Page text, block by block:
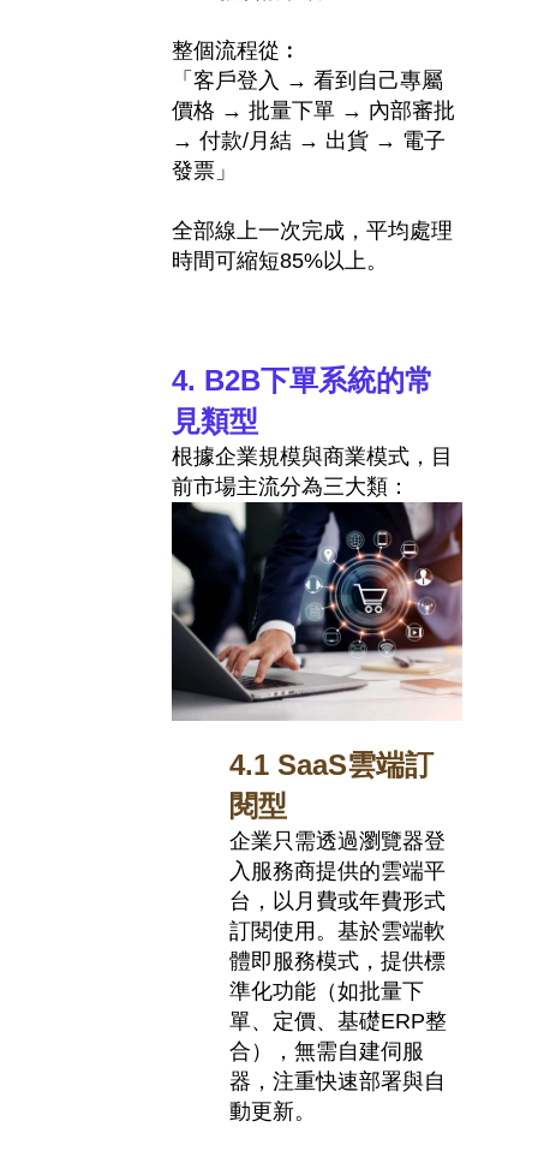
整個流程從︰
「客戶登入 →看到自己專屬
價格 →批量下單 → 內部審批
→付款/月結 → 出貨 → 電子
發票」
全部線上一次完成，平均處理
時間可縮短85%以上。
4. B2B下單系統的常
見類型
根據企業規模與商業模式，目
前市場主流分為三大類：
4.1 SaaS雲端訂
閱型
企業只需透過瀏覽器登
入服務商提供的雲端平
台，以月費或年費形式
訂閱使用。基於雲端軟
體即服務模式，提供標
準化功能（如批量下
單、定價、基礎ERP整
合），無需自建伺服
器，注重快速部署與自
動更新。